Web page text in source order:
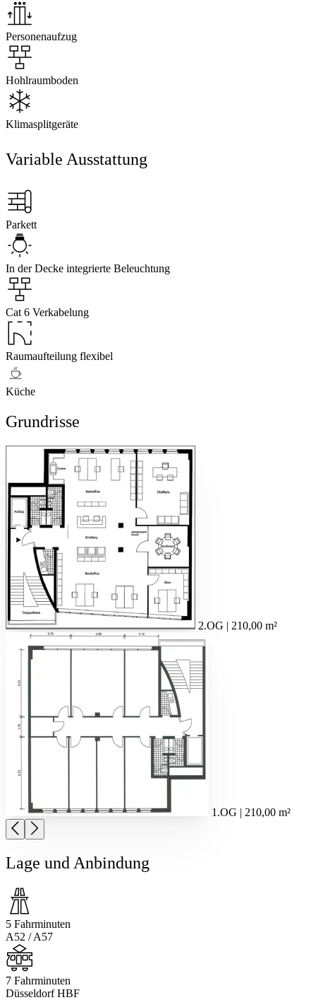
Personenaufzug
Hohlraumboden
Klimasplitgeräte
Variable Ausstattung
Parkett
In der Decke integrierte Beleuchtung
Cat 6 Verkabelung
Raumaufteilung flexibel
Küche
Grundrisse
2.OG | 210,00 m²
1.OG | 210,00 m²
Lage und Anbindung
5 Fahrminuten
A52 / A57
7 Fahrminuten
Düsseldorf HBF